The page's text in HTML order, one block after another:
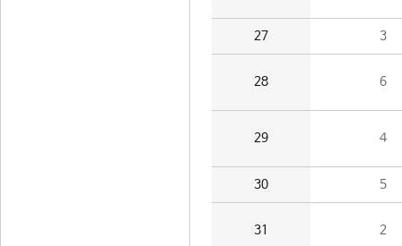
27 3
28 6
29 4
30 5
31 2